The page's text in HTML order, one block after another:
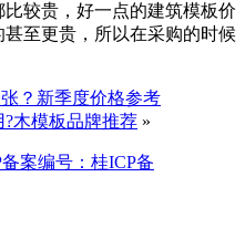
较贵，好一点的建筑模板价
至更贵，所以在采购的时候
？新季度价格参考
木模板品牌推荐 »
案编号：桂ICP备